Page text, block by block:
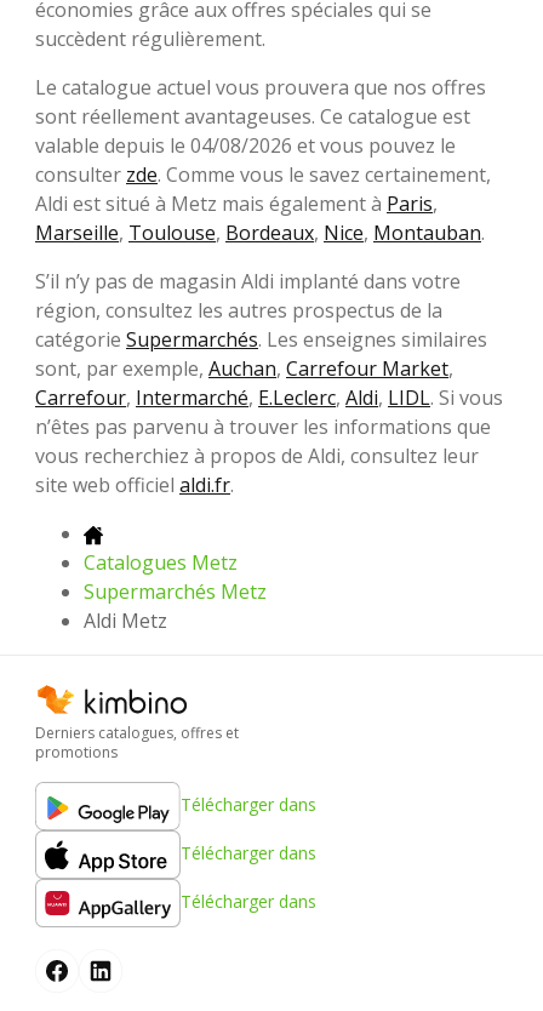
économies grâce aux offres spéciales qui se
succèdent régulièrement.
Le catalogue actuel vous prouvera que nos offres
sont réellement avantageuses. Ce catalogue est
valable depuis le 04/08/2026 et vous pouvez le
consulter zde. Comme vous le savez certainement,
Aldi est situé à Metz mais également à Paris,
Marseille, Toulouse, Bordeaux, Nice, Montauban.
S’il n’y pas de magasin Aldi implanté dans votre
région, consultez les autres prospectus de la
catégorie Supermarchés. Les enseignes similaires
sont, par exemple, Auchan, Carrefour Market,
Carrefour, Intermarché, E.Leclerc, Aldi, LIDL. Si vous
n’êtes pas parvenu à trouver les informations que
vous recherchiez à propos de Aldi, consultez leur
site web officiel aldi.fr.
Catalogues Metz
Supermarchés Metz
Aldi Metz
Derniers catalogues, offres et
promotions
Télécharger dans
Télécharger dans
Télécharger dans